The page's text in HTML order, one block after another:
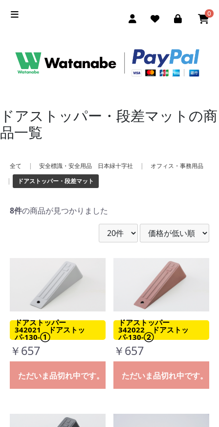
0
ドアストッパー・段差マットの商
品一覧
全て | 安全標識・安全用品 日本緑十字社 |
オフィス・事務用品
|
ドアストッパー・段差マット
8件の商品が見つかりました
ドアストッパー
342021 ドアストッ
パ-130-①
￥657
ただいま品切れ中です。
ドアストッパー
342022 ドアストッ
パ-130-②
￥657
ただいま品切れ中です。